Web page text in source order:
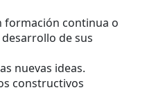
formación continua o
de sus
nuevas ideas.
constructivos